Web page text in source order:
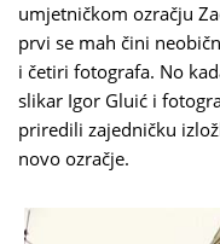
umjetničkom ozračju
prvi se mah čini
i četiri fotografa. No
slikar Igor Gluić i
priredili zajedničku
novo ozračje.